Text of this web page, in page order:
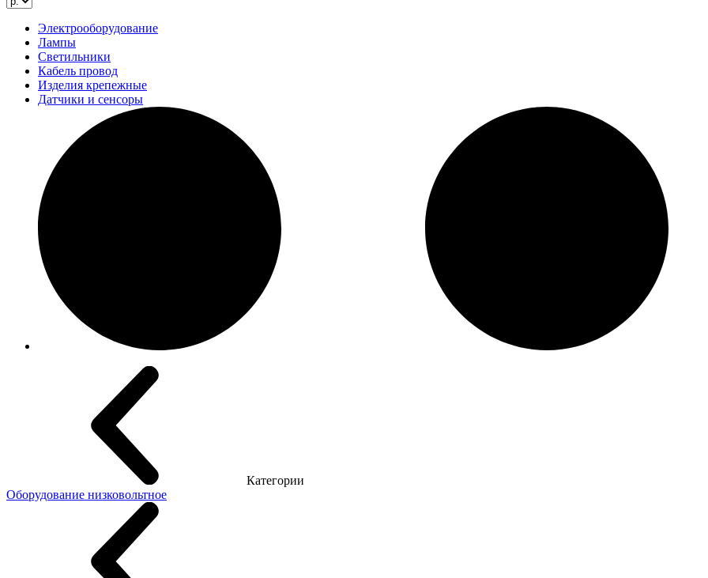
Электрооборудование
Лампы
Светильники
Кабель провод
Изделия крепежные
Датчики и сенсоры
Категории
Оборудование низковольтное